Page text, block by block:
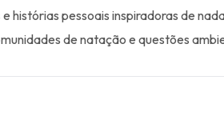
histórias pessoais inspiradoras de
de natação e questões